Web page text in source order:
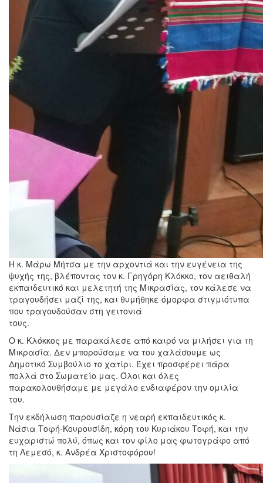
Η κ. Μάρω Μήτσα με την αρχοντιά και την ευγένεια της
ψυχής της, βλέποντας τον κ. Γρηγόρη Κλόκκο, τον αειθαλή
εκπαιδευτικό και μελετητή της Μικρασίας, τον κάλεσε να
τραγουδήσει μαζί της, και θυμήθηκε όμορφα στιγμιότυπα
που τραγουδούσαν στη γειτονιά
τους.
Ο κ. Κλόκκος με παρακάλεσε από καιρό να μιλήσει για τη
Μικρασία. Δεν μπορούσαμε να του χαλάσουμε ως
Δημοτικό Συμβούλιο το χατίρι. Έχει προσφέρει πάρα
πολλά στο Σωματείο μας. Όλοι και όλες
παρακολουθήσαμε με μεγάλο ενδιαφέρον την ομιλία
του.
Την εκδήλωση παρουσίαζε η νεαρή εκπαιδευτικός κ.
Νάσια Τοφή-Κουρουσίδη, κόρη του Κυριάκου Τοφή, και την
ευχαριστώ πολύ, όπως και τον φίλο μας φωτογράφο από
τη Λεμεσό, κ. Ανδρέα Χριστοφόρου!